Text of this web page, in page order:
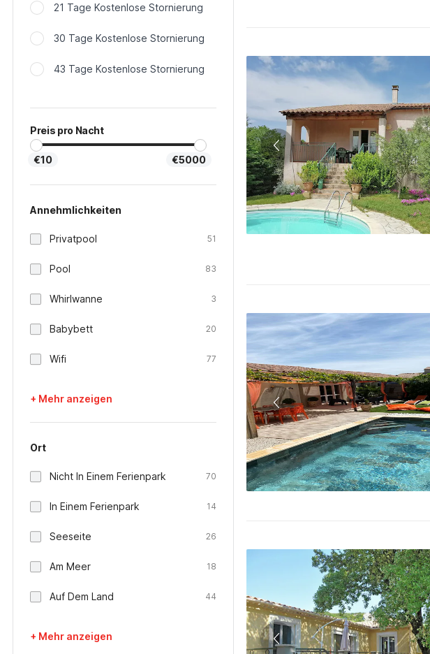
21 Tage Kostenlose Stornierung
30 Tage Kostenlose Stornierung
43 Tage Kostenlose Stornierung
Preis pro Nacht
€10 €5000
Annehmlichkeiten
Privatpool 51
Pool 83
Whirlwanne 3
Babybett 20
Wifi 77
+ Mehr anzeigen
Ort
Nicht In Einem Ferienpark 70
In Einem Ferienpark 14
Seeseite 26
Am Meer 18
Auf Dem Land 44
+ Mehr anzeigen